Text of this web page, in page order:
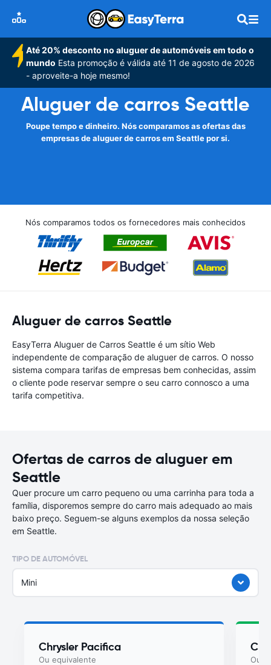
Até 20% desconto no aluguer de automóveis em todo o
mundo Esta promoção é válida até 11 de agosto de 2026
- aproveite-a hoje mesmo!
Aluguer de carros Seattle
Poupe tempo e dinheiro. Nós comparamos as ofertas das
empresas de aluguer de carros em Seattle por si.
Nós comparamos todos os fornecedores mais conhecidos
Aluguer de carros Seattle
EasyTerra Aluguer de Carros Seattle é um sítio Web
independente de comparação de aluguer de carros. O nosso
sistema compara tarifas de empresas bem conhecidas, assim
o cliente pode reservar sempre o seu carro connosco a uma
tarifa competitiva.
Ofertas de carros de aluguer em
Seattle
Quer procure um carro pequeno ou uma carrinha para toda a
família, disporemos sempre do carro mais adequado ao mais
baixo preço. Seguem-se alguns exemplos da nossa seleção
em Seattle.
TIPO DE AUTOMÓVEL
Mini
Chrysler Pacifica
Ou equivalente Ou